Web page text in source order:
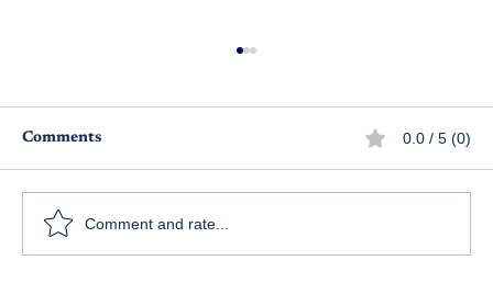
నాకేమవుతోంది…?
Comments 0.0 / 5 (0)
Comment and rate...